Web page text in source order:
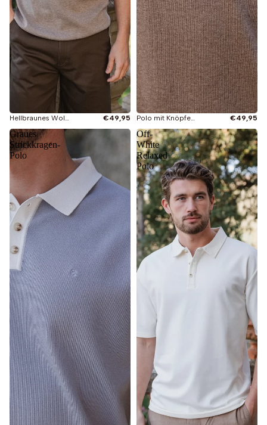
€49,95 Polo mit Knöpfen aus dunkelbraunem Wollmelange €49,95
Graues
Strickkragen-
Polo
Off-
White
Relaxed
Polo